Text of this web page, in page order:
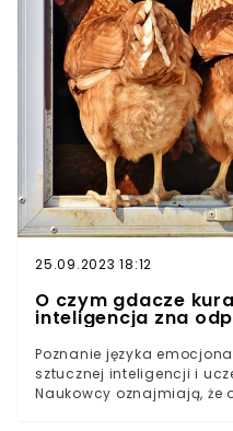
25.09.2023 18:12
O czym gdacze
inteligencja zna
Poznanie języka
sztucznej inteligencji i
Naukowcy oznajmiają, że